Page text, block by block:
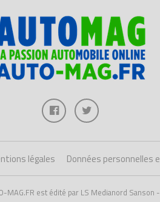
légales Données personnelles
est édité par LS Medianord Sanson